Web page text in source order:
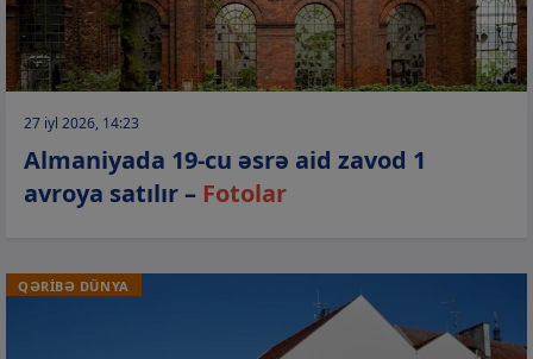
27 iyl 2026, 14:23
Almaniyada 19-cu əsrə aid zavod 1
avroya satılır – Fotolar
QƏRİBƏ DÜNYA